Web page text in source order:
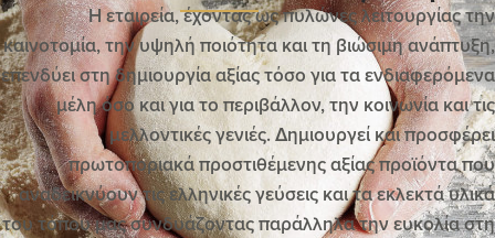
Η εταιρεία, έχοντας ως πυλώνες λειτουργίας την
καινοτομία, την υψηλή ποιότητα και τη βιώσιμη ανάπτυξη,
επενδύει στη δημιουργία αξίας τόσο για τα ενδιαφερόμενα
μέλη όσο και για το περιβάλλον, την κοινωνία και τις
μελλοντικές γενιές. Δημιουργεί και προσφέρει
πρωτοποριακά προστιθέμενης αξίας προϊόντα που
αναδεικνύουν τις ελληνικές γεύσεις και τα εκλεκτά υλικά
του τόπου μας συνδυάζοντας παράλληλα την ευκολία στη